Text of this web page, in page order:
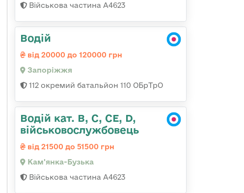
Військова частина А4623
Водій
від 20000 до 120000 грн
Запоріжжя
112 окремий батальйон 110 ОБрТрО
Водій кат. B, C, СЕ, D,
військовослужбовець
від 21500 до 51500 грн
Кам'янка-Бузька
Військова частина А4623